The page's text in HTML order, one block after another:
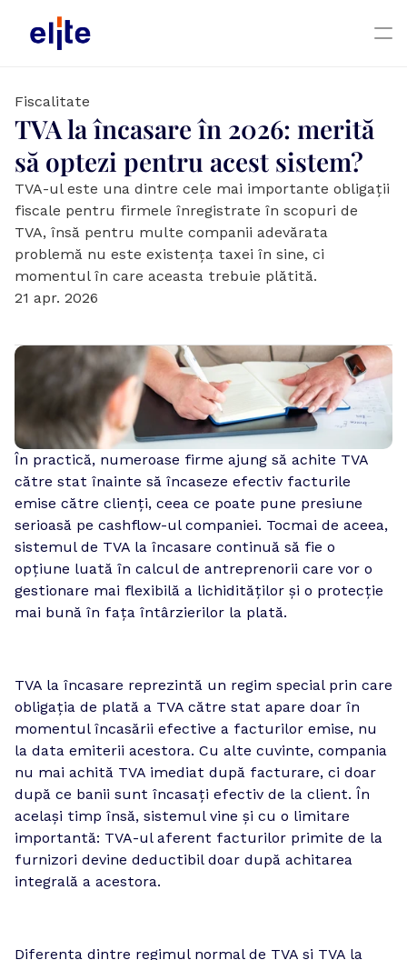
Fiscalitate
TVA la încasare în 2026: merită
să optezi pentru acest sistem?
TVA-ul este una dintre cele mai importante obligații
fiscale pentru firmele înregistrate în scopuri de
TVA, însă pentru multe companii adevărata
problemă nu este existența taxei în sine, ci
momentul în care aceasta trebuie plătită.
21 apr. 2026
În practică, numeroase firme ajung să achite TVA
către stat înainte să încaseze efectiv facturile
emise către clienți, ceea ce poate pune presiune
serioasă pe cashflow-ul companiei. Tocmai de aceea,
sistemul de TVA la încasare continuă să fie o
opțiune luată în calcul de antreprenorii care vor o
gestionare mai flexibilă a lichidităților și o protecție
mai bună în fața întârzierilor la plată.
TVA la încasare reprezintă un regim special prin care
obligația de plată a TVA către stat apare doar în
momentul încasării efective a facturilor emise, nu
la data emiterii acestora. Cu alte cuvinte, compania
nu mai achită TVA imediat după facturare, ci doar
după ce banii sunt încasați efectiv de la client. În
același timp însă, sistemul vine și cu o limitare
importantă: TVA-ul aferent facturilor primite de la
furnizori devine deductibil doar după achitarea
integrală a acestora.
Diferența dintre regimul normal de TVA și TVA la